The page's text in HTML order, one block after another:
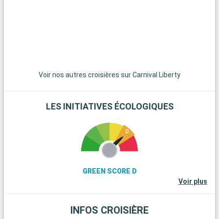
Voir nos autres croisières sur Carnival Liberty
LES INITIATIVES ÉCOLOGIQUES
GREEN SCORE D
Voir plus
INFOS CROISIÈRE